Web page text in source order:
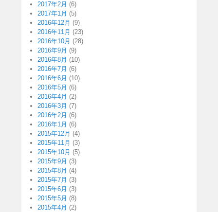
2017年2月 (6)
2017年1月 (5)
2016年12月 (9)
2016年11月 (23)
2016年10月 (28)
2016年9月 (9)
2016年8月 (10)
2016年7月 (6)
2016年6月 (10)
2016年5月 (6)
2016年4月 (2)
2016年3月 (7)
2016年2月 (6)
2016年1月 (6)
2015年12月 (4)
2015年11月 (3)
2015年10月 (5)
2015年9月 (3)
2015年8月 (4)
2015年7月 (3)
2015年6月 (3)
2015年5月 (8)
2015年4月 (2)